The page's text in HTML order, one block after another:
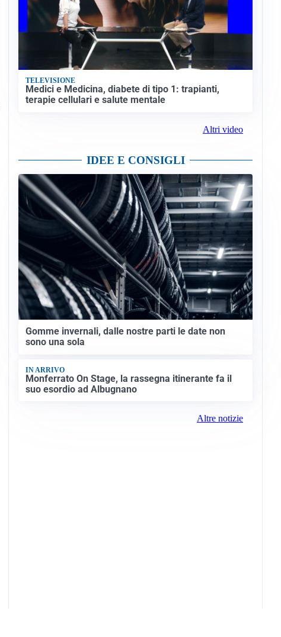
TELEVISIONE
Medici e Medicina, diabete di tipo 1: trapianti,
terapie cellulari e salute mentale
Altri video
IDEE E CONSIGLI
Gomme invernali, dalle nostre parti le date non
sono una sola
IN ARRIVO
Monferrato On Stage, la rassegna itinerante fa il
suo esordio ad Albugnano
Altre notizie